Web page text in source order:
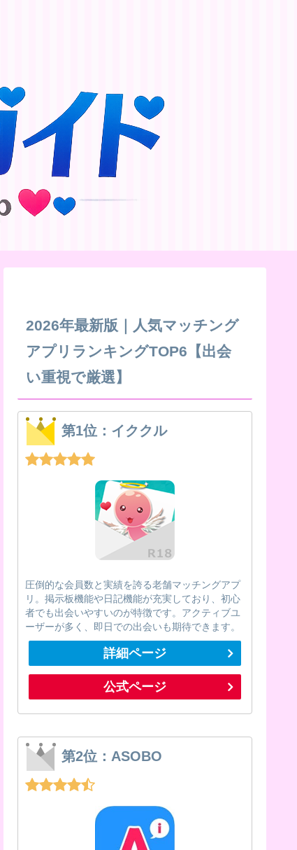
2026年最新版｜人気マッチング
アプリランキングTOP6【出会
い重視で厳選】
第1位：イククル
圧倒的な会員数と実績を誇る老舗マッチングアプ
リ。掲示板機能や日記機能が充実しており、初心
者でも出会いやすいのが特徴です。アクティブユ
ーザーが多く、即日での出会いも期待できます。
詳細ページ
公式ページ
第2位：ASOBO